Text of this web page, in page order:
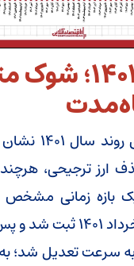
الگوی ۱۴۰۱؛
بررسی دقیق
ارز ترجیحی،
بازه زمانی
اوج تورم در خرداد
به سرعت تعدیل شد؛